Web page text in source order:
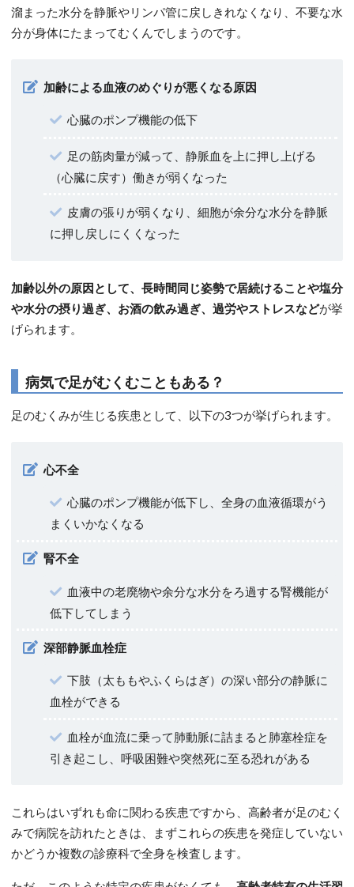
溜まった水分を静脈やリンパ管に戻しきれなくなり、不要な水
分が身体にたまってむくんでしまうのです。
加齢による血液のめぐりが悪くなる原因
心臓のポンプ機能の低下
足の筋肉量が減って、静脈血を上に押し上げる
（心臓に戻す）働きが弱くなった
皮膚の張りが弱くなり、細胞が余分な水分を静脈
に押し戻しにくくなった
加齢以外の原因として、長時間同じ姿勢で居続けることや塩分
や水分の摂り過ぎ、お酒の飲み過ぎ、過労やストレスなどが挙
げられます。
病気で足がむくむこともある？
足のむくみが生じる疾患として、以下の3つが挙げられます。
心不全
心臓のポンプ機能が低下し、全身の血液循環がう
まくいかなくなる
腎不全
血液中の老廃物や余分な水分をろ過する腎機能が
低下してしまう
深部静脈血栓症
下肢（太ももやふくらはぎ）の深い部分の静脈に
血栓ができる
血栓が血流に乗って肺動脈に詰まると肺塞栓症を
引き起こし、呼吸困難や突然死に至る恐れがある
これらはいずれも命に関わる疾患ですから、高齢者が足のむく
みで病院を訪れたときは、まずこれらの疾患を発症していない
かどうか複数の診療科で全身を検査します。